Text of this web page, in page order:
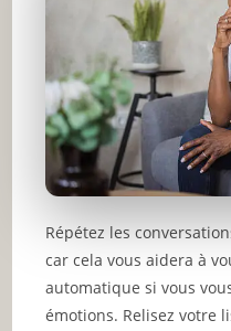
Répétez les
car cela vous aidera à
automatique si vous
émotions. Relisez votre